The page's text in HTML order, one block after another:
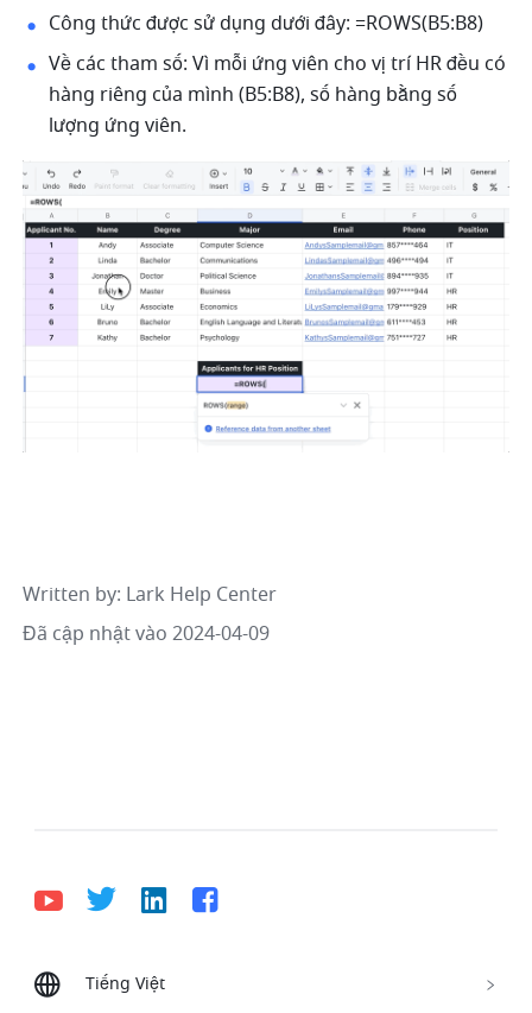
Công thức được sử dụng dưới đây: =ROWS(B5:B8)
Về các tham số: Vì mỗi ứng viên cho vị trí HR đều có
hàng riêng của mình (B5:B8), số hàng bằng số
lượng ứng viên.
Written by: Lark Help Center
Đã cập nhật vào 2024-04-09
Tiếng Việt